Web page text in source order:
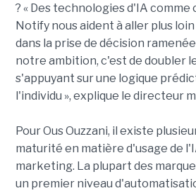
? « Des technologies d'IA
Notify nous aident à aller plus
dans la prise de décision
notre ambition, c'est de doubler
s'appuyant sur une logique
l'individu », explique le directeur
Pour Ous Ouzzani, il existe
maturité en matière d'usage de
marketing. La plupart des
un premier niveau